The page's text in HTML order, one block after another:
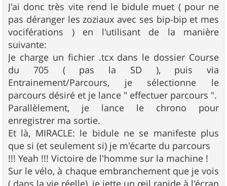
J'ai donc très vite rend le bidule muet ( pour ne
pas déranger les zoziaux avec ses bip-bip et mes
vociférations ) en l'utilisant de la manière
suivante:
Je charge un fichier .tcx dans le dossier Course
du 705 ( pas la SD ), puis via
Entrainement/Parcours, je sélectionne le
parcours désiré et je lance " effectuer parcours ".
Parallèlement, je lance le chrono pour
enregistrer ma sortie.
Et là, MIRACLE: le bidule ne se manifeste plus
que si (et seulement si) je m'écarte du parcours
!!! Yeah !!! Victoire de l'homme sur la machine !
Sur le vélo, à chaque embranchement que je vois